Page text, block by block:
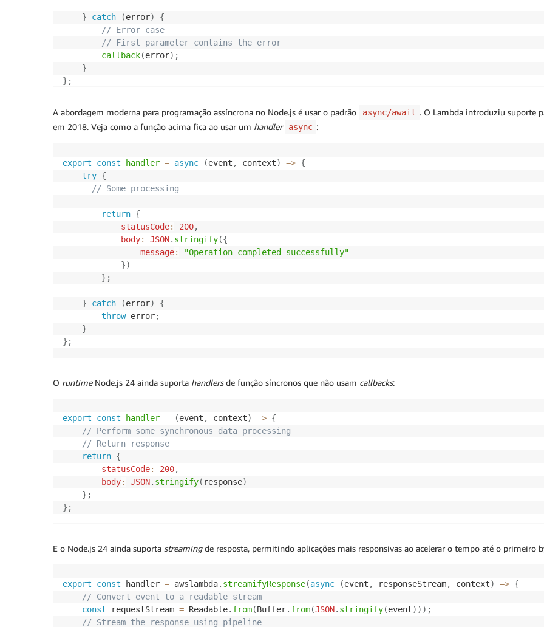
} catch (error)
{
// Error case
// First parameter contains the error
callback(error) ;
}
} ;
A abordagem moderna para programação assíncrona no Node.js é usar o padrão async/await . O Lambda introduziu suporte
em 2018. Veja como a função acima fica ao usar um handler async :
export const handler = async (event , context) => {
try {
// Some processing
return {
statusCode: 200,
body: JSON. stringify({
message:
"Operation completed successfully"
})
} ;
} catch (error)
{
throw error;
}
} ;
O runtimeNode.js 24 ainda suporta handlersde função síncronos que não usam callbacks:
export const handler = (event , context) => {
// Perform some synchronous data processing
// Return response
return {
statusCode: 200,
body: JSON. stringify( response)
} ;
} ;
E o Node.js 24 ainda suporta streamingde resposta, permitindo aplicações mais responsivas ao acelerar o tempo até o primeiro
export const handler = awslambda. streamifyResponse(async (event , responseStream, context) => {
// Convert event to a readable stream
const requestStream = Readable. from(Buffer. from(JSON. stringify(event) ) ) ;
// Stream the response using pipeline